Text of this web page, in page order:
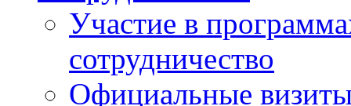
Участие в
сотрудничество
Официальные